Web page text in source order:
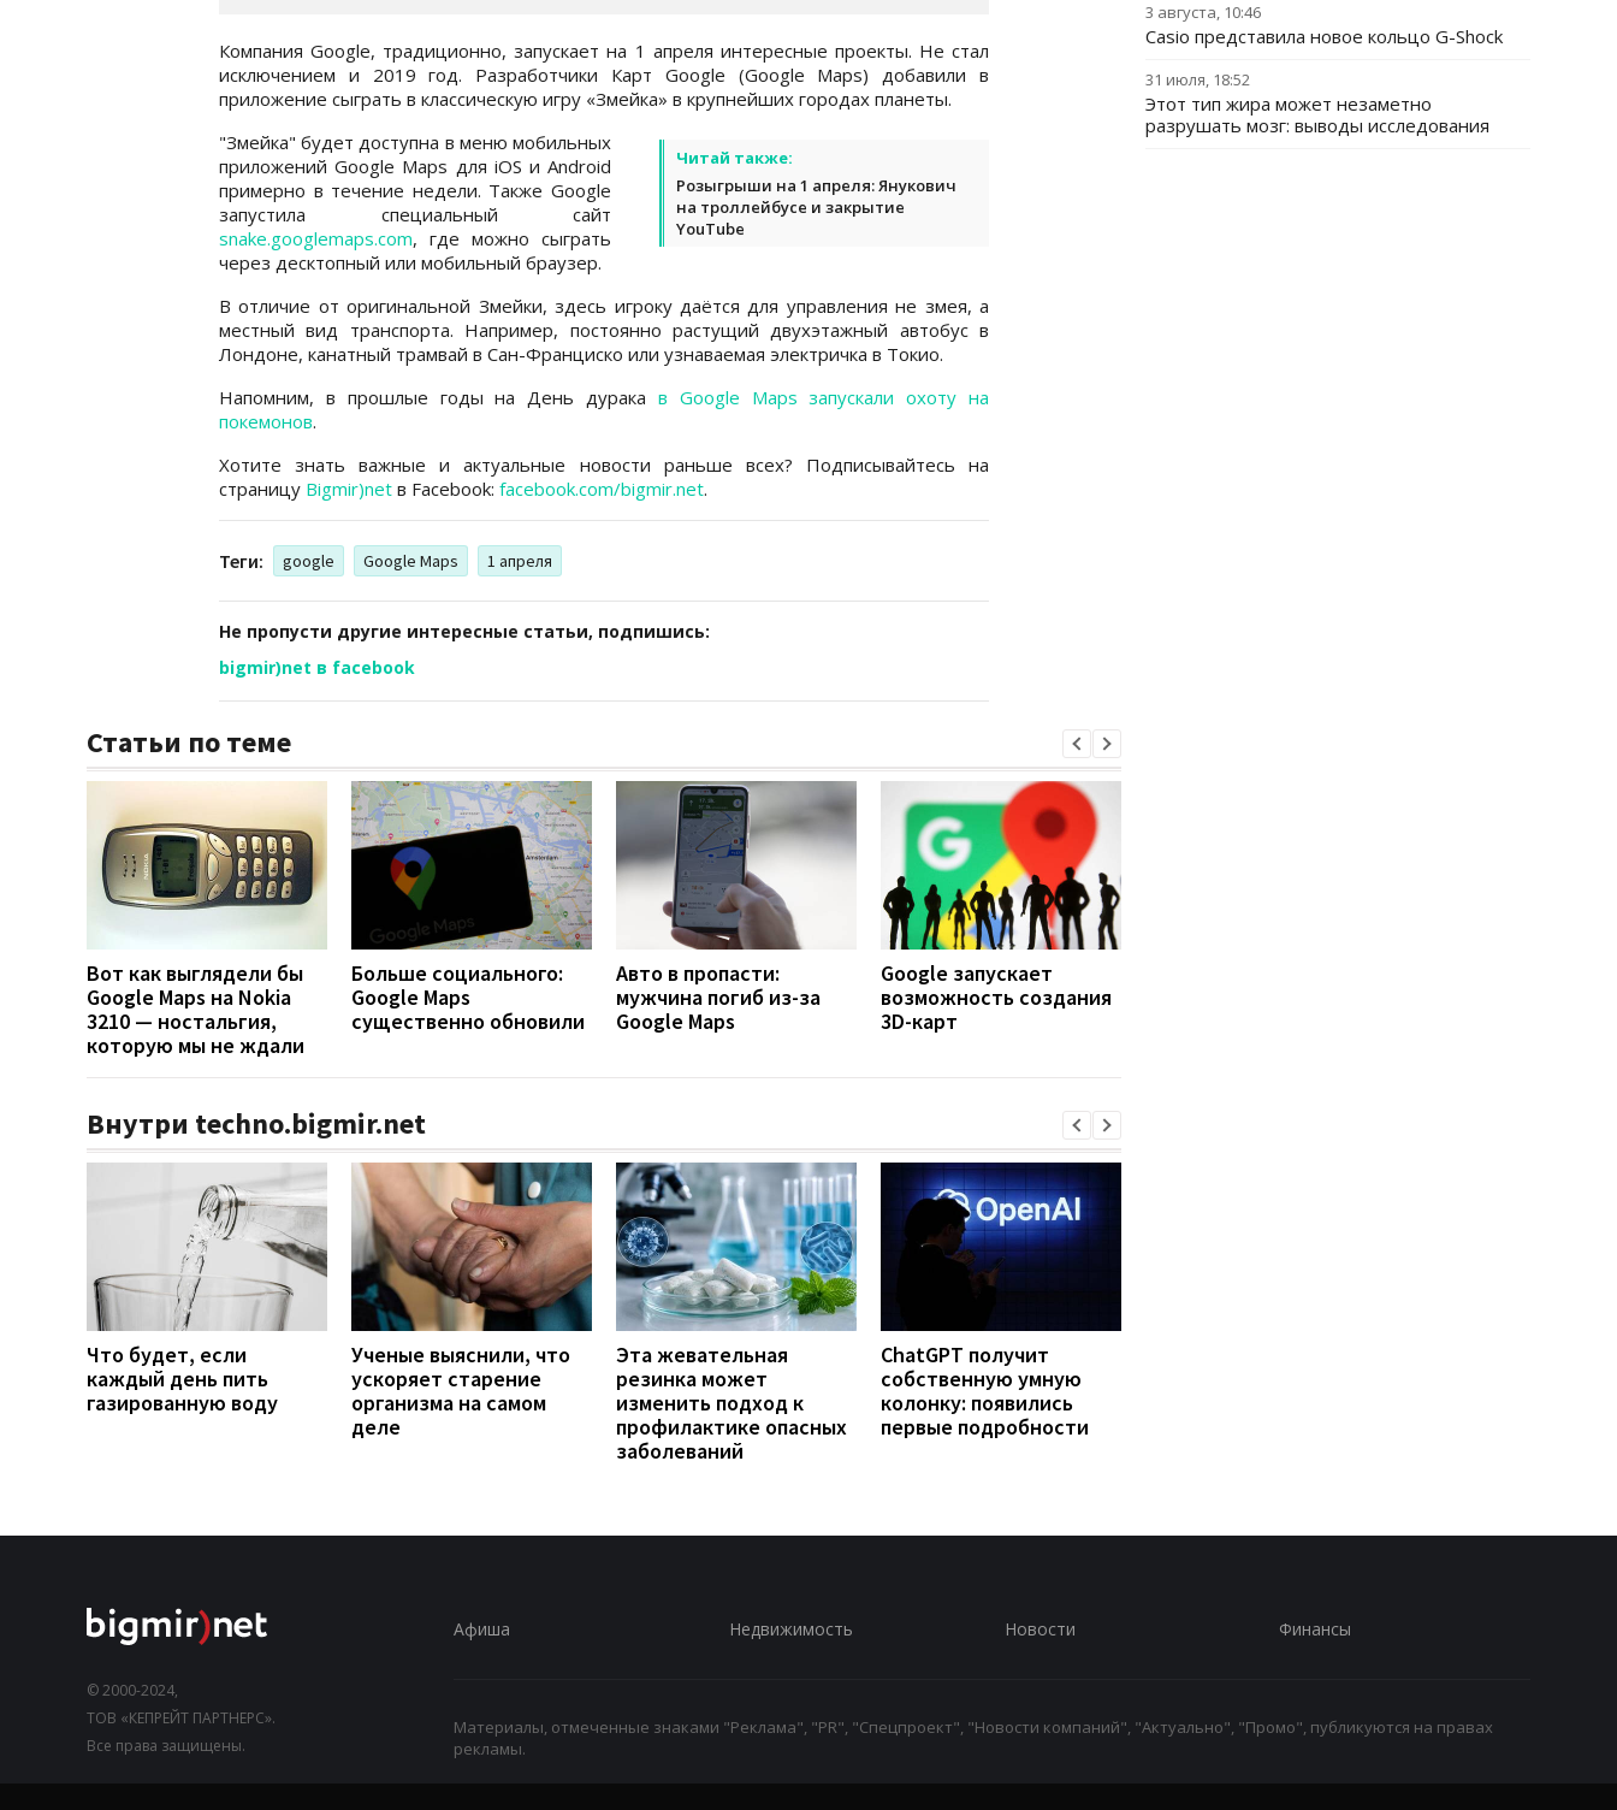
Компания Google, традиционно, запускает на 1 апреля интересные проекты. Не стал
исключением и 2019 год. Разработчики Карт Google (Google Maps) добавили в
приложение сыграть в классическую игру «Змейка» в крупнейших городах планеты.
Читай также:
Розыгрыши на 1 апреля: Янукович
на троллейбусе и закрытие
YouTube
"Змейка" будет доступна в меню мобильных
приложений Google Maps для iOS и Android
примерно в течение недели. Также Google
запустила специальный сайт
snake.googlemaps.com, где можно сыграть
через десктопный или мобильный браузер.
В отличие от оригинальной Змейки, здесь игроку даётся для управления не змея, а
местный вид транспорта. Например, постоянно растущий двухэтажный автобус в
Лондоне, канатный трамвай в Сан-Франциско или узнаваемая электричка в Токио.
Напомним, в прошлые годы на День дурака в Google Maps запускали охоту на
покемонов.
Хотите знать важные и актуальные новости раньше всех? Подписывайтесь на
страницу Bigmir)net в Facebook: facebook.com/bigmir.net.
Теги: google Google Maps 1 апреля
Не пропусти другие интересные статьи, подпишись:
bigmir)net в facebook
Статьи по теме
Вот как выглядели бы
Google Maps на Nokia
3210 — ностальгия,
которую мы не ждали
Больше социального:
Google Maps
существенно обновили
Авто в пропасти:
мужчина погиб из-за
Google Maps
Google запускает
возможность создания
3D-карт
Внутри techno.bigmir.net
Что будет, если
каждый день пить
газированную воду
Ученые выяснили, что
ускоряет старение
организма на самом
деле
Эта жевательная
резинка может
изменить подход к
профилактике опасных
заболеваний
ChatGPT получит
собственную умную
колонку: появились
первые подробности
3 августа, 10:46
Casio представила новое кольцо G-Shock
31 июля, 18:52
Этот тип жира может незаметно
разрушать мозг: выводы исследования
© 2000-2024,
ТОВ «КЕПРЕЙТ ПАРТНЕРС».
Все права защищены.
Афиша Недвижимость Новости Финансы
Материалы, отмеченные знаками "Реклама", "PR", "Спецпроект", "Новости компаний", "Актуально", "Промо", публикуются на правах
рекламы.